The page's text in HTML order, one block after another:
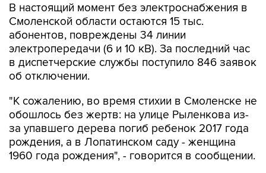
В настоящий момент без электроснабжения в
Смоленской области остаются 15 тыс.
абонентов, повреждены 34 линии
электропередачи (6 и 10 кВ). За последний час
в диспетчерские службы поступило 846 заявок
об отключении.
"К сожалению, во время стихии в Смоленске не
обошлось без жертв: на улице Рыленкова из-
за упавшего дерева погиб ребенок 2017 года
рождения, а в Лопатинском саду - женщина
1960 года рождения", - говорится в сообщении.